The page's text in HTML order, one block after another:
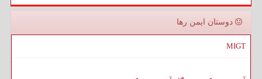
دوستان ایمن رها
MIGT